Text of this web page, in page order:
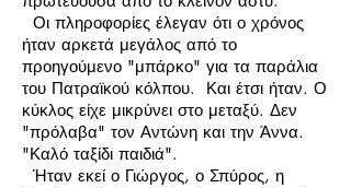
Οι πληροφορίες έλεγαν ότι ο χρόνος
ήταν αρκετά μεγάλος από το
προηγούμενο "μπάρκο" για τα παράλια
του Πατραϊκού κόλπου. Και έτσι ήταν. Ο
κύκλος είχε μικρύνει στο μεταξύ. Δεν
"πρόλαβα" τον Αντώνη και την Άννα.
"Καλό ταξίδι παιδιά".
Ήταν εκεί ο Γιώργος, ο Σπύρος, η